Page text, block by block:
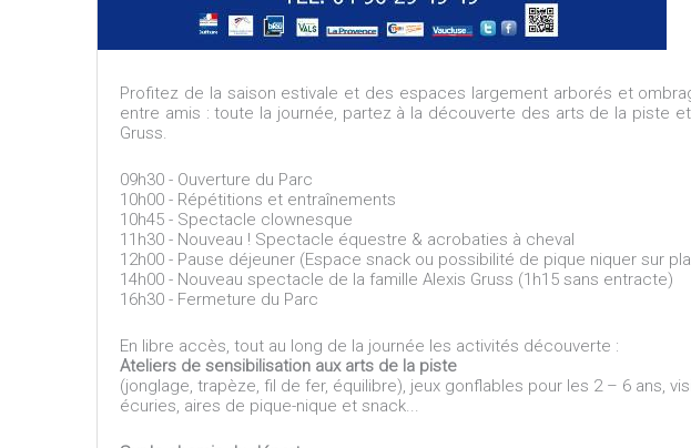
Profitez de la saison estivale et des espaces largement arborés et
entre amis : toute la journée, partez à la découverte des arts de la piste
Gruss.
09h30 - Ouverture du Parc
10h00 - Répétitions et entraînements
10h45 - Spectacle clownesque
11h30 - Nouveau ! Spectacle équestre & acrobaties à cheval
12h00 - Pause déjeuner (Espace snack ou possibilité de pique niquer sur
14h00 - Nouveau spectacle de la famille Alexis Gruss (1h15 sans entracte)
16h30 - Fermeture du Parc
En libre accès, tout au long de la journée les activités découverte :
Ateliers de sensibilisation aux arts de la piste
(jonglage, trapèze, fil de fer, équilibre), jeux gonflables pour les 2 – 6 ans,
écuries, aires de pique-nique et snack...